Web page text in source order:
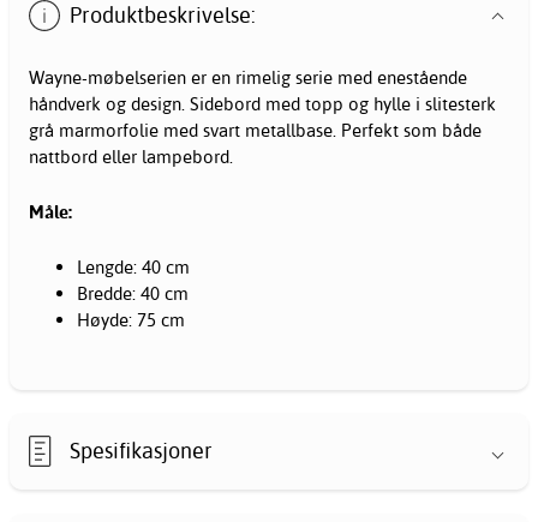
Produktbeskrivelse:
Wayne-møbelserien er en rimelig serie med enestående
håndverk og design. Sidebord med topp og hylle i slitesterk
grå marmorfolie med svart metallbase. Perfekt som både
nattbord eller lampebord.
Måle:
Lengde: 40 cm
Bredde: 40 cm
Høyde: 75 cm
Spesifikasjoner